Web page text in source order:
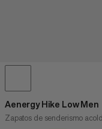
Aenergy Hike Low Men
Zapatos de senderismo